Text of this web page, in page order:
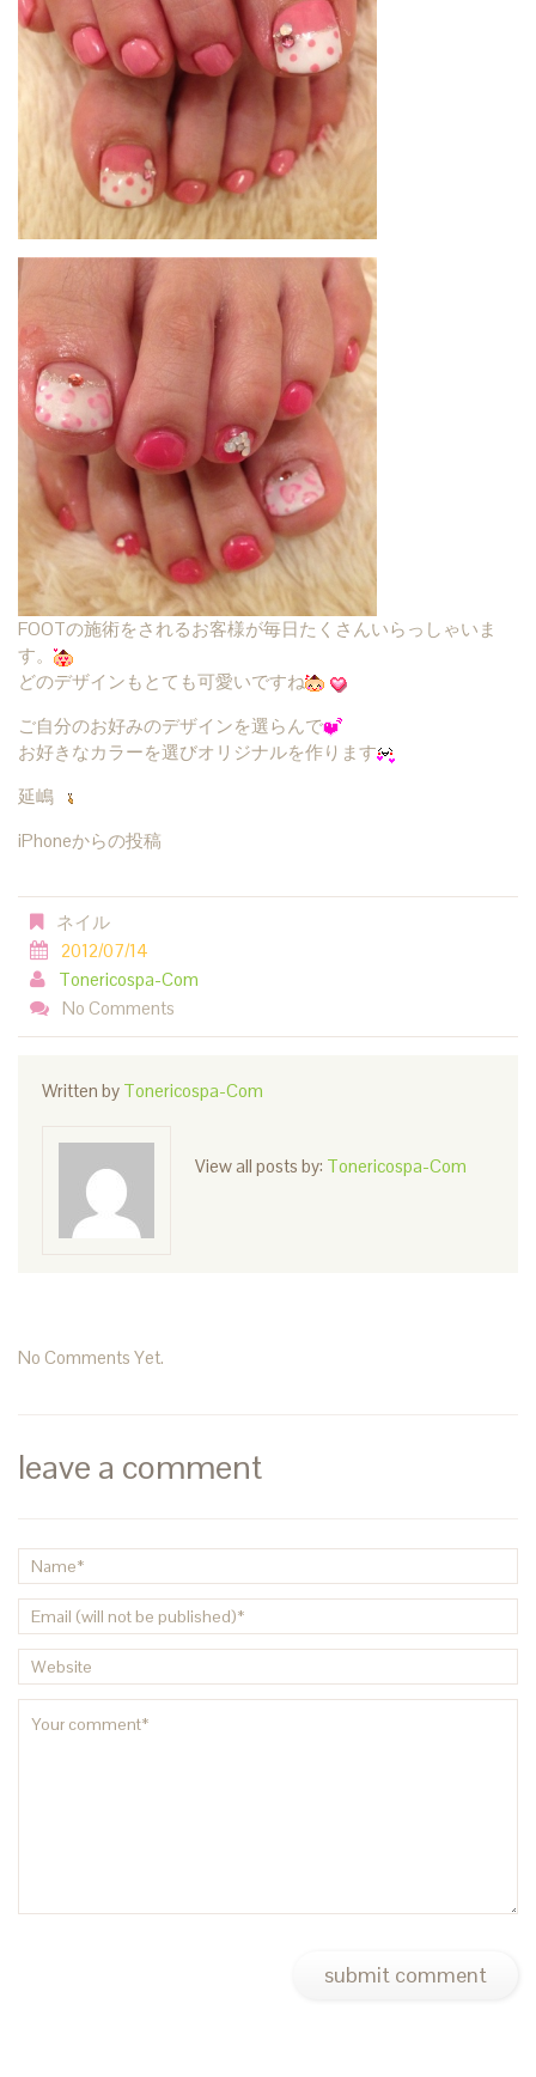
FOOTの施術をされるお客様が毎日たくさんいらっしゃいま
す。
どのデザインもとても可愛いですね
ご自分のお好みのデザインを選らんで
お好きなカラーを選びオリジナルを作ります
延嶋
iPhoneからの投稿
ネイル
2012/07/14
Tonericospa-Com
No Comments
Written by Tonericospa-Com
View all posts by: Tonericospa-Com
No Comments Yet.
leave a comment